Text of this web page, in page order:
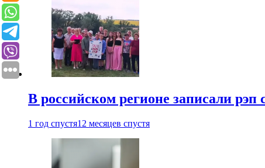
В российском регионе записали рэп
1 год спустя12 месяцев спустя